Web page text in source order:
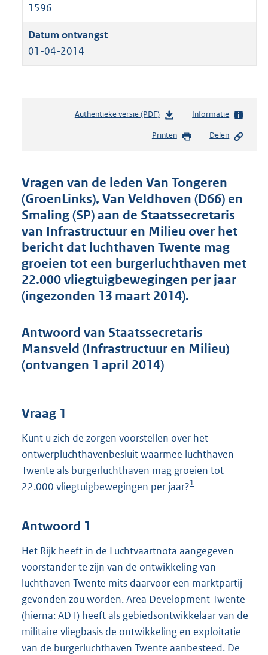
1596
01-04-2014
Authentieke versie (PDF)b
s
d
s
g
r
o
t
t
e
:
8
b
Informatie
Printen Delen
Vragen van de leden Van Tongeren
(GroenLinks), Van Veldhoven (D66) en
Smaling (SP) aan de Staatssecretaris
van Infrastructuur en Milieu over het
bericht dat luchthaven Twente mag
groeien tot een burgerluchthaven met
22.000 vliegtuigbewegingen per jaar
(ingezonden 13 maart 2014).
Antwoord van Staatssecretaris
Mansveld (Infrastructuur en Milieu)
(ontvangen 1 april 2014)
Vraag 1
Kunt u zich de zorgen voorstellen over het
ontwerpluchthavenbesluit waarmee luchthaven
Twente als burgerluchthaven mag groeien tot
22.000 vliegtuigbewegingen per jaar?1
Antwoord 1
Het Rijk heeft in de Luchtvaartnota aangegeven
voorstander te zijn van de ontwikkeling van
luchthaven Twente mits daarvoor een marktpartij
gevonden zou worden. Area Development Twente
(hierna: ADT) heeft als gebiedsontwikkelaar van de
militaire vliegbasis de ontwikkeling en exploitatie
van de burgerluchthaven Twente aanbesteed. De